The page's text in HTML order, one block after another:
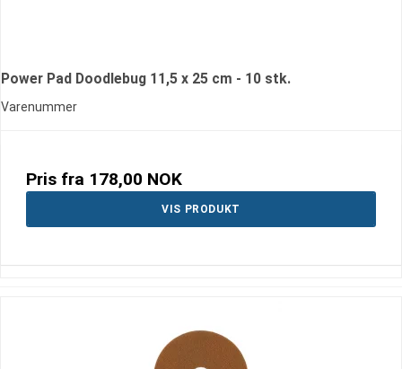
Power Pad Doodlebug 11,5 x 25 cm - 10 stk.
Varenummer
Pris fra 178,00 NOK
VIS PRODUKT